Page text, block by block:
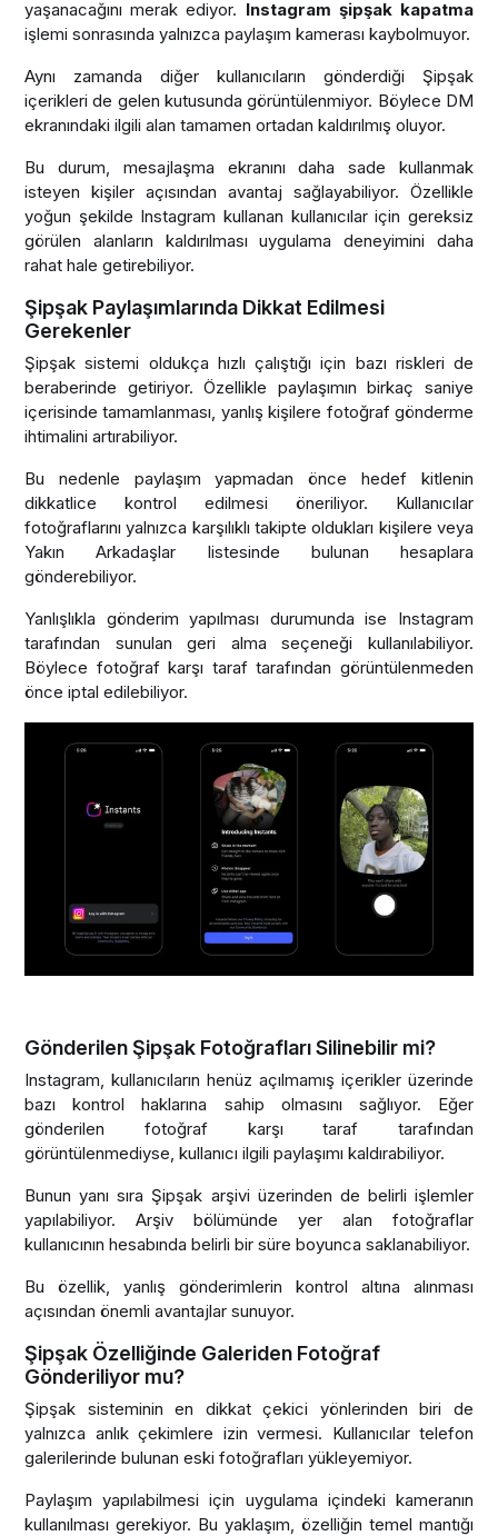
yaşanacağını merak ediyor. Instagram şipşak kapatma
işlemi sonrasında yalnızca paylaşım kamerası kaybolmuyor.
Aynı zamanda diğer kullanıcıların gönderdiği Şipşak
içerikleri de gelen kutusunda görüntülenmiyor. Böylece DM
ekranındaki ilgili alan tamamen ortadan kaldırılmış oluyor.
Bu durum, mesajlaşma ekranını daha sade kullanmak
isteyen kişiler açısından avantaj sağlayabiliyor. Özellikle
yoğun şekilde Instagram kullanan kullanıcılar için gereksiz
görülen alanların kaldırılması uygulama deneyimini daha
rahat hale getirebiliyor.
Şipşak Paylaşımlarında Dikkat Edilmesi
Gerekenler
Şipşak sistemi oldukça hızlı çalıştığı için bazı riskleri de
beraberinde getiriyor. Özellikle paylaşımın birkaç saniye
içerisinde tamamlanması, yanlış kişilere fotoğraf gönderme
ihtimalini artırabiliyor.
Bu nedenle paylaşım yapmadan önce hedef kitlenin
dikkatlice kontrol edilmesi öneriliyor. Kullanıcılar
fotoğraflarını yalnızca karşılıklı takipte oldukları kişilere veya
Yakın Arkadaşlar listesinde bulunan hesaplara
gönderebiliyor.
Yanlışlıkla gönderim yapılması durumunda ise Instagram
tarafından sunulan geri alma seçeneği kullanılabiliyor.
Böylece fotoğraf karşı taraf tarafından görüntülenmeden
önce iptal edilebiliyor.
Gönderilen Şipşak Fotoğrafları Silinebilir mi?
Instagram, kullanıcıların henüz açılmamış içerikler üzerinde
bazı kontrol haklarına sahip olmasını sağlıyor. Eğer
gönderilen fotoğraf karşı taraf tarafından
görüntülenmediyse, kullanıcı ilgili paylaşımı kaldırabiliyor.
Bunun yanı sıra Şipşak arşivi üzerinden de belirli işlemler
yapılabiliyor. Arşiv bölümünde yer alan fotoğraflar
kullanıcının hesabında belirli bir süre boyunca saklanabiliyor.
Bu özellik, yanlış gönderimlerin kontrol altına alınması
açısından önemli avantajlar sunuyor.
Şipşak Özelliğinde Galeriden Fotoğraf
Gönderiliyor mu?
Şipşak sisteminin en dikkat çekici yönlerinden biri de
yalnızca anlık çekimlere izin vermesi. Kullanıcılar telefon
galerilerinde bulunan eski fotoğrafları yükleyemiyor.
Paylaşım yapılabilmesi için uygulama içindeki kameranın
kullanılması gerekiyor. Bu yaklaşım, özelliğin temel mantığı